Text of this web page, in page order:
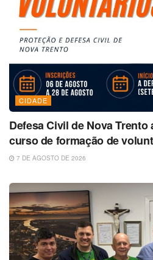
CIDADE
Defesa Civil de Nova
curso de formação de
7 DE AGOSTO DE 2026